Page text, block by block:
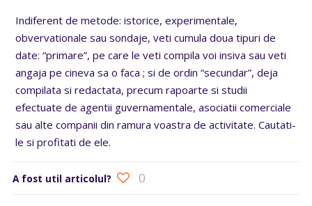
Indiferent de metode: istorice, experimentale,
obvervationale sau sondaje, veti cumula doua tipuri de
date: “primare”, pe care le veti compila voi insiva sau veti
angaja pe cineva sa o faca ; si de ordin “secundar”, deja
compilata si redactata, precum rapoarte si studii
efectuate de agentii guvernamentale, asociatii comerciale
sau alte companii din ramura voastra de activitate. Cautati-
le si profitati de ele.
A fost util articolul? 0